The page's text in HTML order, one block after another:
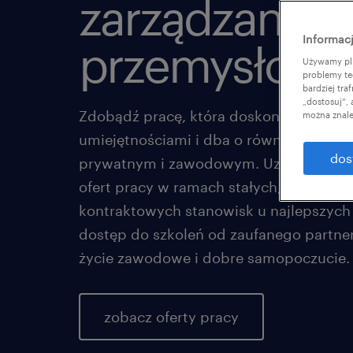
zarządzaniu
Zdobądź pracę, która doskonale
umiejętnościami i dba o równowagę
prywatnym i zawodowym. Uzyskaj
ofert pracy w ramach stałych,
kontraktowych stanowisk u
dostęp do szkoleń od zaufanego
życie zawodowe i dobre samopoczucie.
zobacz oferty pracy
Używamy
problemy
bardziej
można